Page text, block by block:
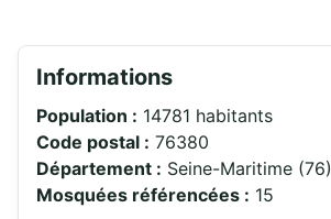
Informations
Population : 14781 habitants
Code postal : 76380
Département : Seine-Maritime (76)
Mosquées référencées : 15